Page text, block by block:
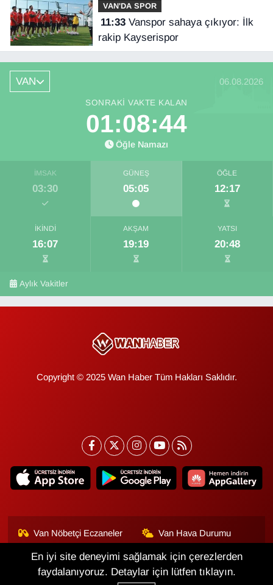
VAN'DA SPOR
11:33Vanspor sahaya çıkıyor: İlk
rakip Kayserispor
VAN 06.08.2026
SONRAKI VAKTE KALAN
01:08:42
Öğle Namazı
İMSAK
03:30
GÜNEŞ
05:05
ÖĞLE
12:17
İKINDI
16:07
AKŞAM
19:19
YATSI
20:48
Aylık Vakitler
Copyright © 2025 Wan Haber Tüm Hakları Saklıdır.
Van Nöbetçi Eczaneler Van Hava Durumu
Van Namaz Vakitleri
Van Trafik Yoğunluk
Haritası
En iyi site deneyimi sağlamak için çerezlerden
faydalanıyoruz. Detaylar için lütfen tıklayın.